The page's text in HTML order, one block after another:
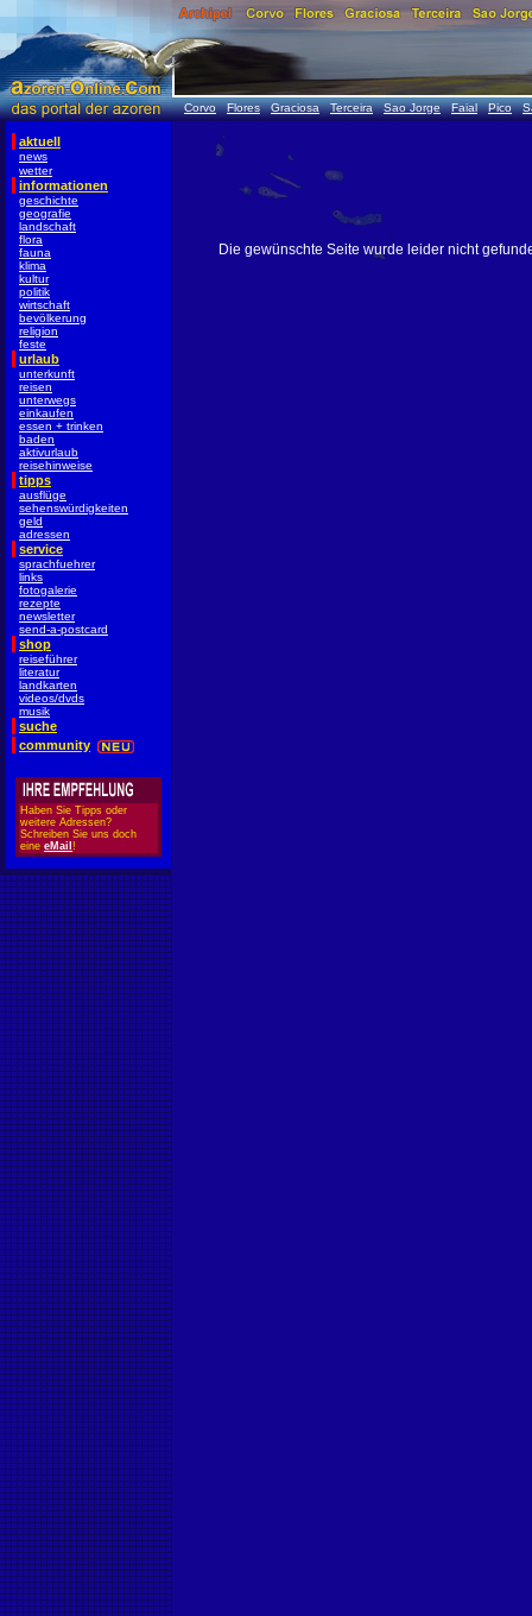
Corvo Flores Graciosa Terceira Sao Jorge Faial Pico
aktuell
news
wetter
informationen
geschichte
geografie
landschaft
flora
fauna
klima
kultur
politik
wirtschaft
bevölkerung
religion
feste
urlaub
unterkunft
reisen
unterwegs
einkaufen
essen + trinken
baden
aktivurlaub
reisehinweise
tipps
ausflüge
sehenswürdigkeiten
geld
adressen
service
sprachfuehrer
links
fotogalerie
rezepte
newsletter
send-a-postcard
shop
reiseführer
literatur
landkarten
videos/dvds
musik
suche
community
Haben Sie Tipps oder
weitere Adressen?
Schreiben Sie uns doch
eine eMail !
Die gewünschte Seite wurde leider nicht